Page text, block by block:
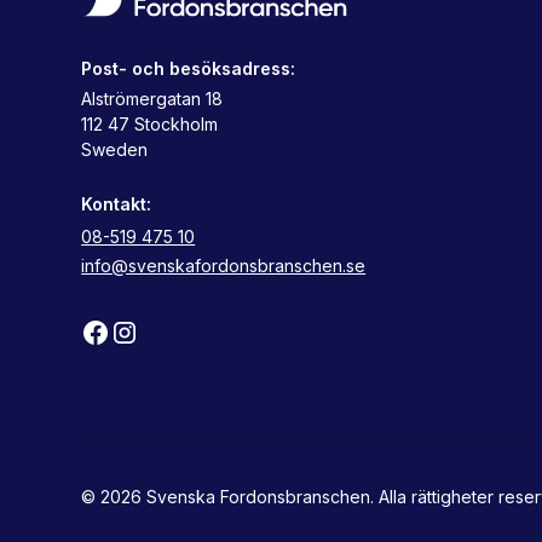
Post- och besöksadress:
Alströmergatan 18
112 47 Stockholm
Sweden
Kontakt:
08-519 475 10
info@svenskafordonsbranschen.se
© 2026 Svenska Fordonsbranschen. Alla rättigheter